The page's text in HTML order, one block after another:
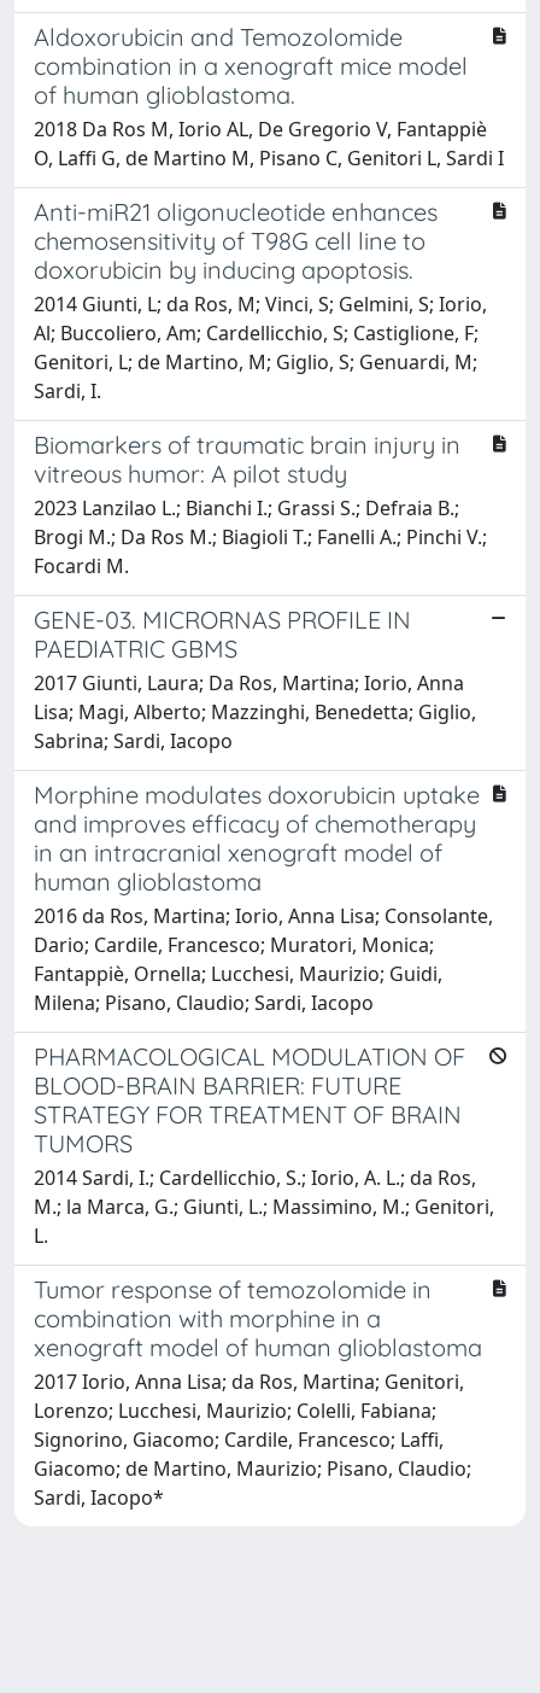
Aldoxorubicin and Temozolomide
combination in a xenograft mice model
of human glioblastoma.
2018 Da Ros M, Iorio AL, De Gregorio V, Fantappiè
O, Laffi G, de Martino M, Pisano C, Genitori L, Sardi I
Anti-miR21 oligonucleotide enhances
chemosensitivity of T98G cell line to
doxorubicin by inducing apoptosis.
2014 Giunti, L; da Ros, M; Vinci, S; Gelmini, S; Iorio,
Al; Buccoliero, Am; Cardellicchio, S; Castiglione, F;
Genitori, L; de Martino, M; Giglio, S; Genuardi, M;
Sardi, I.
Biomarkers of traumatic brain injury in
vitreous humor: A pilot study
2023 Lanzilao L.; Bianchi I.; Grassi S.; Defraia B.;
Brogi M.; Da Ros M.; Biagioli T.; Fanelli A.; Pinchi V.;
Focardi M.
GENE-03. MICRORNAS PROFILE IN
PAEDIATRIC GBMS
2017 Giunti, Laura; Da Ros, Martina; Iorio, Anna
Lisa; Magi, Alberto; Mazzinghi, Benedetta; Giglio,
Sabrina; Sardi, Iacopo
Morphine modulates doxorubicin uptake
and improves efficacy of chemotherapy
in an intracranial xenograft model of
human glioblastoma
2016 da Ros, Martina; Iorio, Anna Lisa; Consolante,
Dario; Cardile, Francesco; Muratori, Monica;
Fantappiè, Ornella; Lucchesi, Maurizio; Guidi,
Milena; Pisano, Claudio; Sardi, Iacopo
PHARMACOLOGICAL MODULATION OF
BLOOD-BRAIN BARRIER: FUTURE
STRATEGY FOR TREATMENT OF BRAIN
TUMORS
2014 Sardi, I.; Cardellicchio, S.; Iorio, A. L.; da Ros,
M.; la Marca, G.; Giunti, L.; Massimino, M.; Genitori,
L.
Tumor response of temozolomide in
combination with morphine in a
xenograft model of human glioblastoma
2017 Iorio, Anna Lisa; da Ros, Martina; Genitori,
Lorenzo; Lucchesi, Maurizio; Colelli, Fabiana;
Signorino, Giacomo; Cardile, Francesco; Laffi,
Giacomo; de Martino, Maurizio; Pisano, Claudio;
Sardi, Iacopo*